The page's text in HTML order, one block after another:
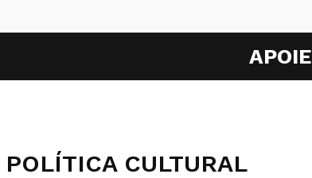
APOIE
POLÍTICA CULTURAL